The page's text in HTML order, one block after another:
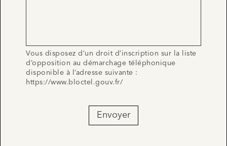
Vous disposez d’un droit d’inscription sur la liste
d’opposition au démarchage téléphonique
disponible à l’adresse suivante :
https://www.bloctel.gouv.fr/
Envoyer